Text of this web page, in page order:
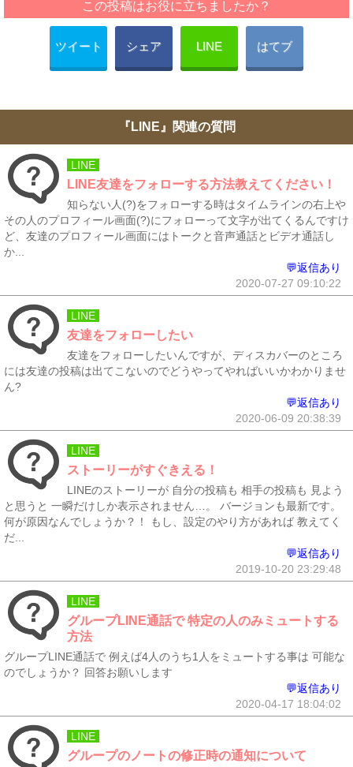
この投稿はお役に立ちましたか？
ツイート シェア LINE はてブ
『LINE』関連の質問
LINE
LINE友達をフォローする方法教えてください！
知らない人(?)をフォローする時はタイムラインの右上や
その人のプロフィール画面(?)にフォローって文字が出てくるんですけ
ど、友達のプロフィール画面にはトークと音声通話とビデオ通話し
か...
💬返信あり
2020-07-27 09:10:22
LINE
友達をフォローしたい
友達をフォローしたいんですが、ディスカバーのところ
には友達の投稿は出てこないのでどうやってやればいいかわかりませ
ん?
💬返信あり
2020-06-09 20:38:39
LINE
ストーリーがすぐきえる！
LINEのストーリーが 自分の投稿も 相手の投稿も 見よう
と思うと 一瞬だけしか表示されません…。 バージョンも最新です。
何が原因なんでしょうか？！ もし、設定のやり方があれば 教えてく
だ...
💬返信あり
2019-10-20 23:29:48
LINE
グループLINE通話で 特定の人のみミュートする
方法
グループLINE通話で 例えば4人のうち1人をミュートする事は 可能な
のでしょうか？ 回答お願いします
💬返信あり
2020-04-17 18:04:02
LINE
グループのノートの修正時の通知について